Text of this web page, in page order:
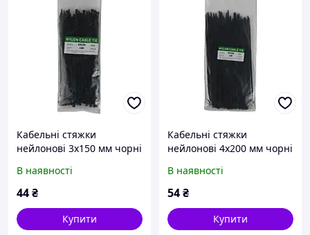
Кабельні стяжки
нейлонові 3х150 мм чорні
проводки Nylon Cable Tie
(100 шт.)
В наявності
44₴
Купити
Кабельні стяжки
нейлонові 4х200 мм чорні
проводки Nylon Cable Tie
(100 шт.)
В наявності
54₴
Купити